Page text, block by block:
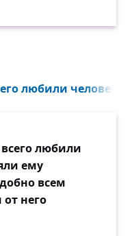
любили
любили
ему
всем
него